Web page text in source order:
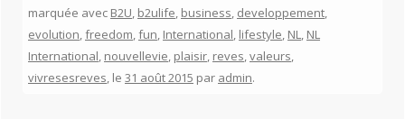
marquée avec B2U, b2ulife, business, developpement,
evolution,freedom,fun, International, lifestyle, NL, NL
International, nouvellevie, plaisir, reves,valeurs,
vivresesreves, le 31 août 2015 par admin.